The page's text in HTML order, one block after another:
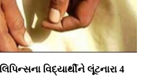
વિદ્યાર્થીને લૂંટનારા 4